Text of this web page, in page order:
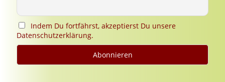
Indem Du fortfährst, akzeptierst Du unsere
Datenschutzerklärung.